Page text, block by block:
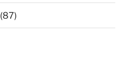
(87)